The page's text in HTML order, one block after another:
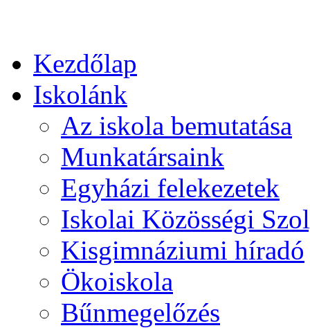
Kezdőlap
Iskolánk
Az iskola bemutatása
Munkatársaink
Egyházi felekezetek
Iskolai Közösségi
Kisgimnáziumi híradó
Ökoiskola
Bűnmegelőzés